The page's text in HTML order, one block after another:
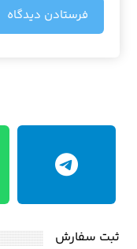
فرستادن دیدگاه
ثبت سفارش